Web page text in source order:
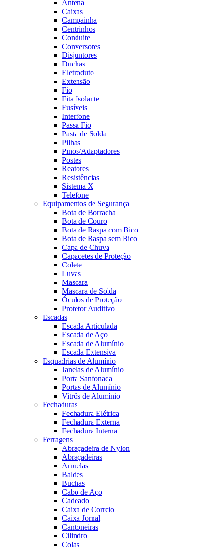
Antena
Caixas
Campainha
Centrinhos
Conduite
Conversores
Disjuntores
Duchas
Eletroduto
Extensão
Fio
Fita Isolante
Fusíveis
Interfone
Passa Fio
Pasta de Solda
Pilhas
Pinos/Adaptadores
Postes
Reatores
Resistências
Sistema X
Telefone
Equipamentos de Segurança
Bota de Borracha
Bota de Couro
Bota de Raspa com Bico
Bota de Raspa sem Bico
Capa de Chuva
Capacetes de Proteção
Colete
Luvas
Mascara
Mascara de Solda
Óculos de Proteção
Protetor Auditivo
Escadas
Escada Articulada
Escada de Aço
Escada de Alumínio
Escada Extensiva
Esquadrias de Alumínio
Janelas de Alumínio
Porta Sanfonada
Portas de Alumínio
Vitrôs de Alumínio
Fechaduras
Fechadura Elétrica
Fechadura Externa
Fechadura Interna
Ferragens
Abraçadeira de Nylon
Abraçadeiras
Arruelas
Baldes
Buchas
Cabo de Aço
Cadeado
Caixa de Correio
Caixa Jornal
Cantoneiras
Cilindro
Colas